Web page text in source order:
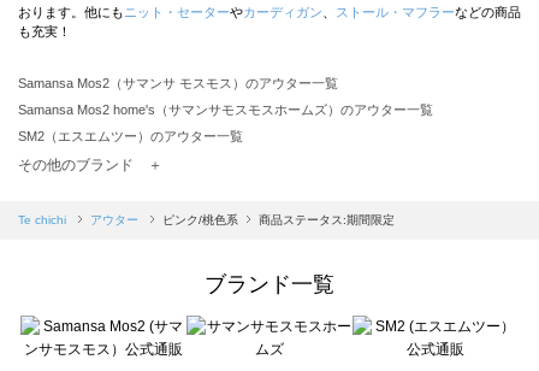
おります。他にも ニット・セーターやカーディガン ストール・マフラーなどの商品
も充実！
Samansa Mos2（サマンサ モスモス）のアウター一覧
Samansa Mos2 home's（サマンサモスモスホームズ）のアウター一覧
SM2（エスエムツー）のアウター一覧
TSUHARU by Samansa Mos2（ツハルバイサマンサモスモス）のアウター一覧
Samansa Mos2 blue（サマンサモスモス ブルー）のアウター一覧
sō4ū（ソウフォーユー）のアウター一覧
Te chichi（テチチ）のアウター一覧
Te chichi CLASSIC（テチチ クラシック）のアウター一覧
その他のブランド ＋
Te chichi アウター ピンク/桃色系 商品ステータス:期間限定
ブランド一覧